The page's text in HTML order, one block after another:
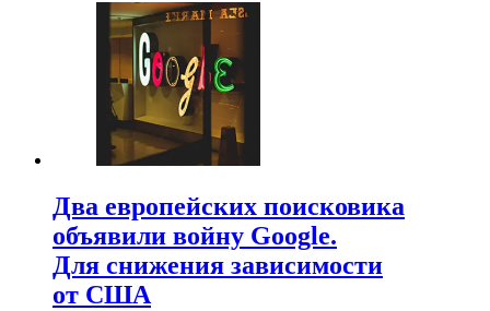
Два европейских поисковика
объявили войну Google.
Для снижения зависимости
от США